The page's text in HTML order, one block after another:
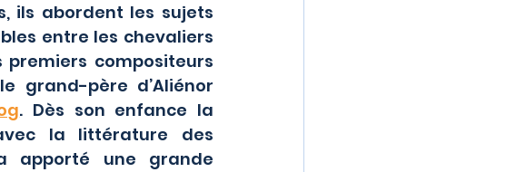
ils abordent les sujets
entre les chevaliers
premiers compositeurs
grand-père d’Aliénor
. Dès son enfance la
la littérature des
apporté une grande